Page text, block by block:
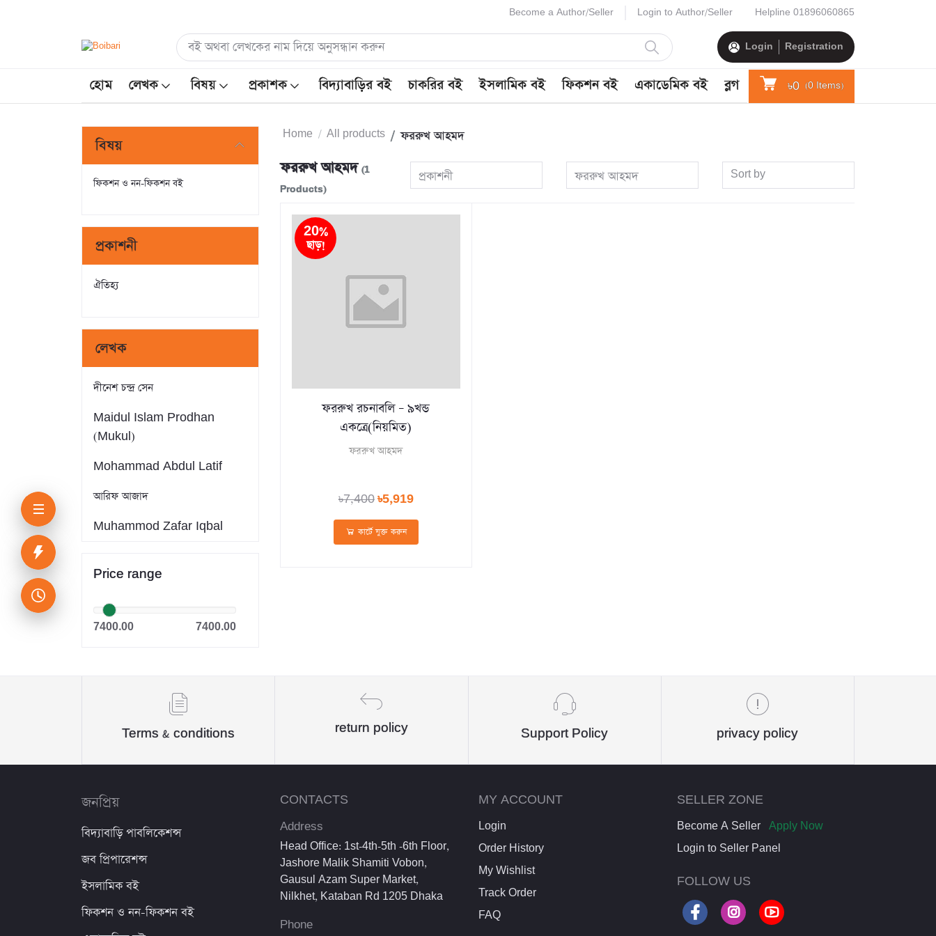
Become a Author/Seller Login to Author/Seller Helpline 01896060865
Login Registration
হোম লেখক বিষয় প্রকাশক বিদ্যাবাড়ির বই চাকরির বই ইসলামিক বই ফিকশন বই একাডেমিক বই ব্লগ ৳0 (0 Items)
বিষয়
ফিকশন ও নন-ফিকশন বই
প্রকাশনী
ঐতিহ্য
লেখক
দীনেশ চন্দ্র সেন
Maidul Islam Prodhan
(Mukul)
Mohammad Abdul Latif
আরিফ আজাদ
Muhammod Zafar Iqbal
Dr. Khandaker Abdullah
Jahangir
কিউএনএ পাবলিকেশন্স লেখক পরিষদ
অর্কিড সম্পাদনা পর্ষদ (সম্পাদক)
রবীন্দ্রনাথ ঠাকুর
Price range
7400.00 7400.00
Home All products ফররুখ আহমদ
ফররুখ আহমদ (1
Products)
প্রকাশনী ফররুখ আহমদ Sort by
20%
ছাড়!
ফররুখ রচনাবলি – ৯খন্ড
একত্রে(নিয়মিত)
ফররুখ আহমদ
৳7,400৳5,919
কার্টে যুক্ত করুন
Terms & conditions return policy Support Policy privacy policy
জনপ্রিয়
বিদ্যাবাড়ি পাবলিকেশন্স
জব প্রিপারেশন্স
ইসলামিক বই
ফিকশন ও নন-ফিকশন বই
CONTACTS
Address
Head Office: 1st-4th-5th -6th Floor,
Jashore Malik Shamiti Vobon,
Gausul Azam Super Market,
Nilkhet, Kataban Rd 1205 Dhaka
Phone
MY ACCOUNT
Login
Order History
My Wishlist
Track Order
FAQ
SELLER ZONE
Become A Seller
Apply Now
Login to Seller Panel
FOLLOW US